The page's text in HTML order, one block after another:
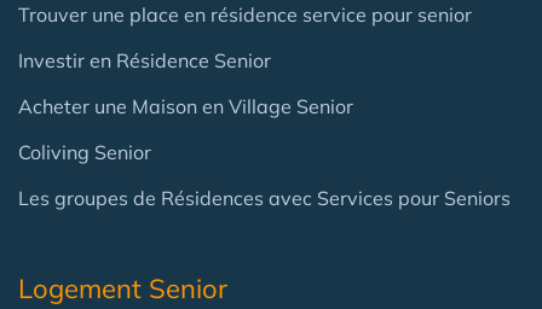
Trouver une place en résidence service pour senior
Investir en Résidence Senior
Acheter une Maison en Village Senior
Coliving Senior
Les groupes de Résidences avec Services pour Seniors
Logement Senior